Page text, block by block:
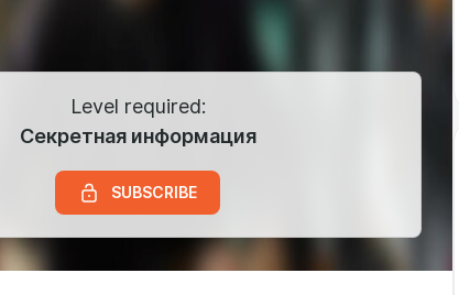
Level required:
Секретная информация
SUBSCRIBE